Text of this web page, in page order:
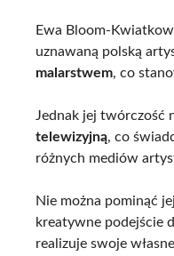
Ewa Bloom-
uznawaną polską
malarstwem, co
Jednak jej twórczość
telewizyjną, co
różnych mediów
Nie można pominąć
kreatywne podejście
realizuje swoje